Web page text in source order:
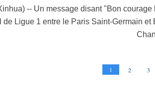
-- Un message disant "Bon
de Ligue 1 entre le Paris Saint-Germain
1 2 3